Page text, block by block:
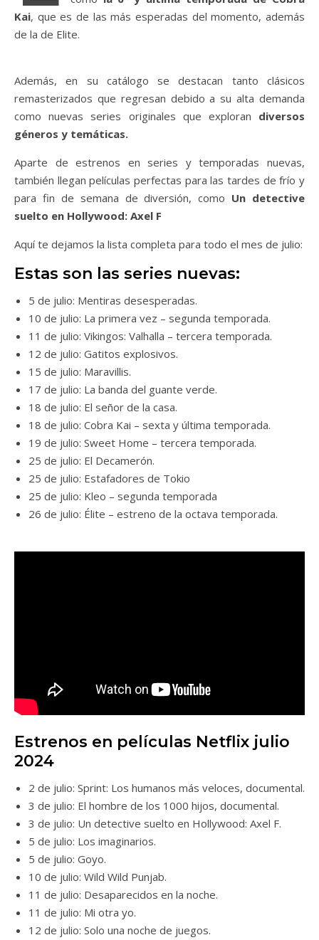
Kai, que es de las más esperadas del momento, además
de la de Elite.
Además, en su catálogo se destacan tanto clásicos
remasterizados que regresan debido a su alta demanda
como nuevas series originales que exploran diversos
géneros y temáticas.
Aparte de estrenos en series y temporadas nuevas,
también llegan películas perfectas para las tardes de frío y
para fin de semana de diversión, como Un detective
suelto en Hollywood: Axel F
Aquí te dejamos la lista completa para todo el mes de julio:
Estas son las series nuevas:
5 de julio: Mentiras desesperadas.
10 de julio: La primera vez – segunda temporada.
11 de julio: Vikingos: Valhalla – tercera temporada.
12 de julio: Gatitos explosivos.
15 de julio: Maravillis.
17 de julio: La banda del guante verde.
18 de julio: El señor de la casa.
18 de julio: Cobra Kai – sexta y última temporada.
19 de julio: Sweet Home – tercera temporada.
25 de julio: El Decamerón.
25 de julio: Estafadores de Tokio
25 de julio: Kleo – segunda temporada
26 de julio: Élite – estreno de la octava temporada.
Estrenos en películas Netflix julio
2024
2 de julio: Sprint: Los humanos más veloces, documental.
3 de julio: El hombre de los 1000 hijos, documental.
3 de julio: Un detective suelto en Hollywood: Axel F.
5 de julio: Los imaginarios.
5 de julio: Goyo.
10 de julio: Wild Wild Punjab.
11 de julio: Desaparecidos en la noche.
11 de julio: Mi otra yo.
12 de julio: Solo una noche de juegos.